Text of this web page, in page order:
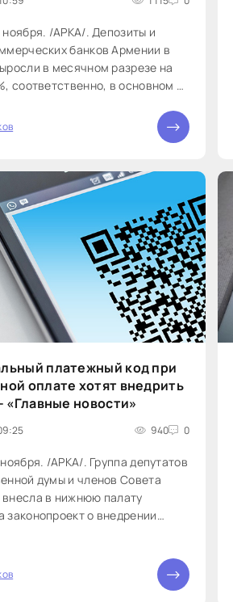
/АРКА/. Депозиты и
банков Армении в
в месячном разрезе на
соответственно, в основном за
платежный код при
оплате хотят внедрить
«Главные новости»
940 0
/АРКА/. Группа депутатов
думы и членов Совета
в нижнюю палату
законопроект о внедрении